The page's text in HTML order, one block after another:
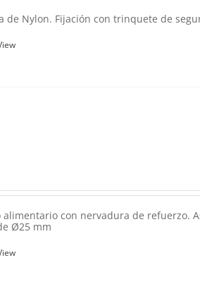
de Nylon. Fijación con trinquete de
con nervadura de refuerzo.
Ø25 mm